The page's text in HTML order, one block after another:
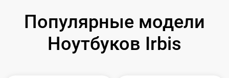
Популярные модели
Ноутбуков Irbis